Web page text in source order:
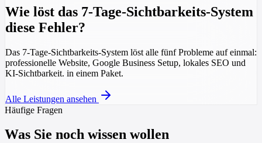
Wie löst das 7-Tage-Sichtbarkeits-System
diese Fehler?
Das 7-Tage-Sichtbarkeits-System löst alle fünf Probleme auf einmal:
professionelle Website, Google Business Setup, lokales SEO und
KI-Sichtbarkeit. in einem Paket.
Alle Leistungen ansehen
Häufige Fragen
Was Sie noch wissen wollen